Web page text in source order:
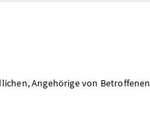
Angehörige von Betroffenen